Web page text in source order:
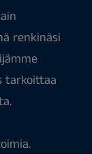
renkinäsi
tarkoittaa